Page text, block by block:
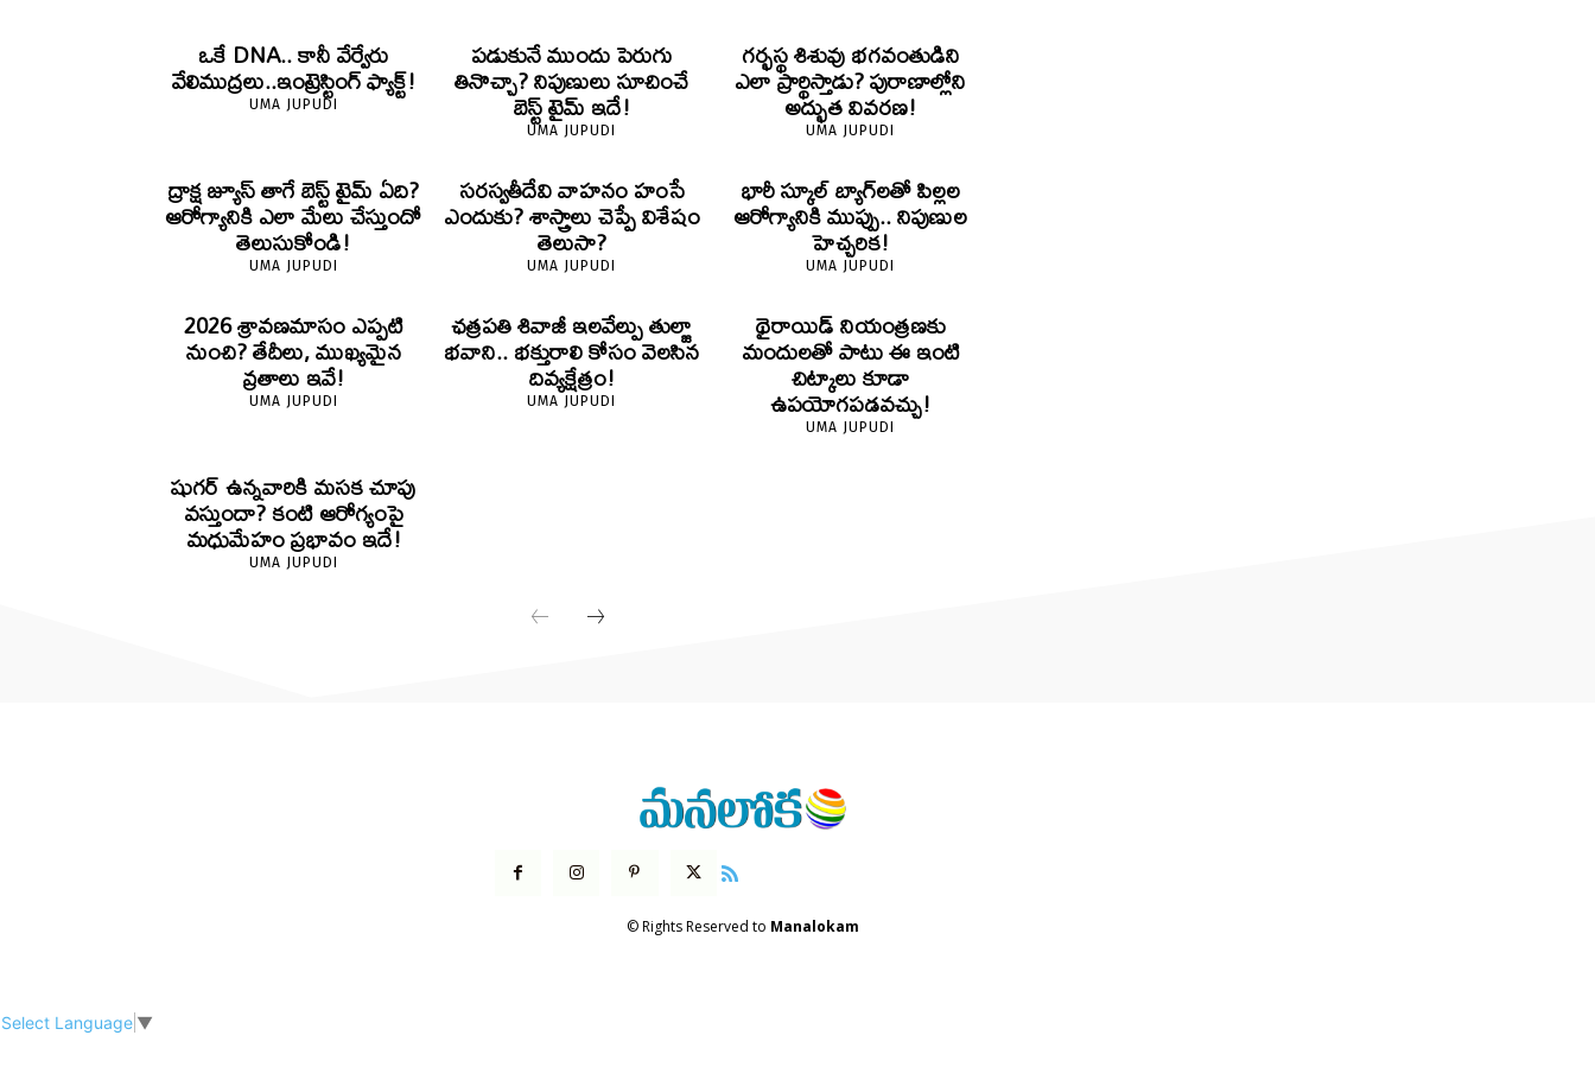
ఒకే DNA.. కానీ వేర్వేరు
వేలిముద్రలు..ఇంట్రెస్టింగ్ ఫ్యాక్ట్!
UMA JUPUDI
పడుకునే ముందు పెరుగు
తినొచ్చా? నిపుణులు సూచించే
బెస్ట్ టైమ్ ఇదే!
UMA JUPUDI
గర్భస్థ శిశువు భగవంతుడిని
ఎలా ప్రార్థిస్తాడు? పురాణాల్లోని
అద్భుత వివరణ!
UMA JUPUDI
ద్రాక్ష జ్యూస్ తాగే బెస్ట్ టైమ్ ఏది?
ఆరోగ్యానికి ఎలా మేలు చేస్తుందో
తెలుసుకోండి!
UMA JUPUDI
సరస్వతీదేవి వాహనం హంసే
ఎందుకు? శాస్త్రాలు చెప్పే విశేషం
తెలుసా?
UMA JUPUDI
భారీ స్కూల్ బ్యాగ్‌లతో పిల్లల
ఆరోగ్యానికి ముప్పు.. నిపుణుల
హెచ్చరిక!
UMA JUPUDI
2026 శ్రావణమాసం ఎప్పటి
నుంచి? తేదీలు, ముఖ్యమైన
వ్రతాలు ఇవే!
UMA JUPUDI
ఛత్రపతి శివాజీ ఇలవేల్పు తుల్జా
భవాని.. భక్తురాలి కోసం వెలసిన
దివ్యక్షేత్రం!
UMA JUPUDI
థైరాయిడ్ నియంత్రణకు
మందులతో పాటు ఈ ఇంటి
చిట్కాలు కూడా
ఉపయోగపడవచ్చు!
UMA JUPUDI
షుగర్ ఉన్నవారికి మసక చూపు
వస్తుందా? కంటి ఆరోగ్యంపై
మధుమేహం ప్రభావం ఇదే!
UMA JUPUDI
© Rights Reserved to Manalokam
Select Language ▼